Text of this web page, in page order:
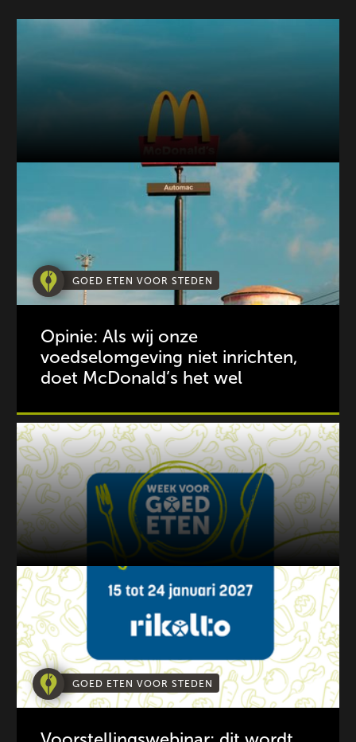
GOED ETEN VOOR STEDEN
Opinie: Als wij onze
voedselomgeving niet inrichten,
doet McDonald’s het wel
GOED ETEN VOOR STEDEN